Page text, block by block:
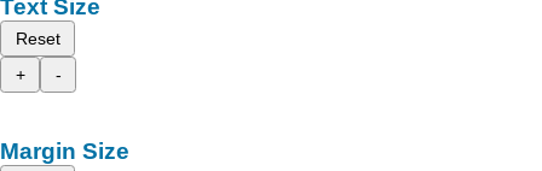
Text Size
Reset
+
-
Margin Size